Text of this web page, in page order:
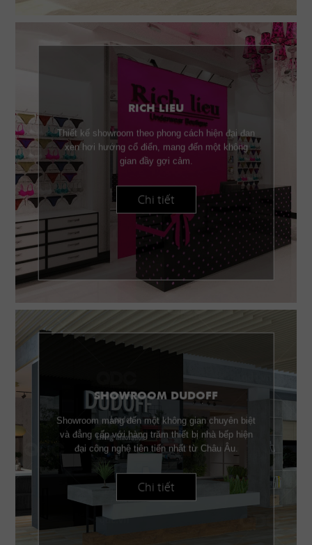
RICH LIEU
Thiết kế showroom theo phong cách hiện đại đan
xen hơi hướng cổ điển, mang đến một không
gian đầy gợi cảm.
Chi tiết
SHOWROOM DUDOFF
Showroom mang đến một không gian chuyên biệt
và đẳng cấp với hàng trăm thiết bị nhà bếp hiện
đại công nghệ tiên tiến nhất từ Châu Âu.
Chi tiết